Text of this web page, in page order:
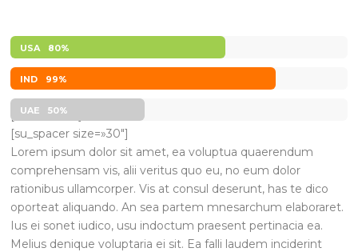
USA 80%
IND 99%
UAE 50%
[/su_column]
[su_spacer size=»30″]
Lorem ipsum dolor sit amet, ea voluptua quaerendum
comprehensam vis, alii veritus quo eu, no eum dolor
rationibus ullamcorper. Vis at consul deserunt, has te dico
oporteat aliquando. An sea partem mnesarchum elaboraret.
Ius ei sonet iudico, usu indoctum praesent pertinacia ea.
Melius denique voluptaria ei sit. Ea falli laudem inciderint